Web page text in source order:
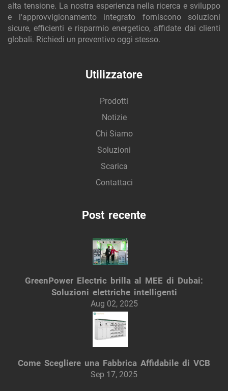
alta tensione. La nostra esperienza nella ricerca e sviluppo
e l'approvvigionamento integrato forniscono soluzioni
sicure, efficienti e risparmio energetico, affidate dai clienti
globali. Richiedi un preventivo oggi stesso.
Utilizzatore
Prodotti
Notizie
Chi Siamo
Soluzioni
Scarica
Contattaci
Post recente
GreenPower Electric brilla al MEE di Dubai:
Soluzioni elettriche intelligenti
Aug 02, 2025
Come Scegliere una Fabbrica Affidabile di VCB
Sep 17, 2025